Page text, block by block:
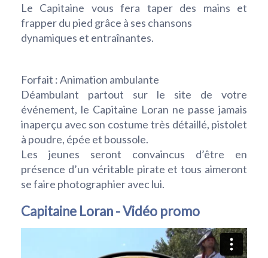
Le Capitaine vous fera taper des mains et
frapper du pied grâce à ses chansons
dynamiques et entraînantes.
Forfait : Animation ambulante
Déambulant partout sur le site de votre
événement, le Capitaine Loran ne passe jamais
inaperçu avec son costume très détaillé, pistolet
à poudre, épée et boussole.
Les jeunes seront convaincus d’être en
présence d’un véritable pirate et tous aimeront
se faire photographier avec lui.
Capitaine Loran - Vidéo promo